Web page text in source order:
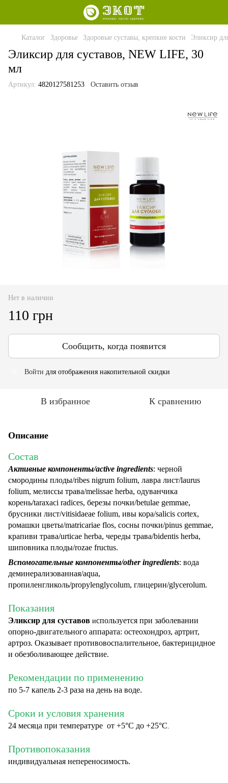
Каталог Здоровье Здоровые суставы, крепкие кости Эликсир
Эликсир для суставов, NEW LIFE, 30
мл
Артикул: 4820127581253 Оставить отзыв
Нет в наличии
110 грн
Сообщить, когда появится
Войти для отображения накопительной скидки
В избранное К сравнению
Описание
Состав
Активные компоненты/active ingredients: черной
смородины плоды/ribes nigrum folium, лавра лист/laurus
folium, мелиссы трава/melissae herba, одуванчика
корень/taraxaci radices, березы почки/betulae gemmae,
брусники лист/vіtіsіdaeae folium, ивы кора/salicis cortex,
ромашки цветы/matricariae flos, сосны почки/pinus gemmae,
крапиви трава/urticae herba, череды трава/bidentis herba,
шиповника плоды/rozae fructus.
Вспомогательные компоненты/other ingredients: вода
деминерализованная/aqua,
пропиленгликоль/propylenglycolum, глицерин/glycerolum.
Показания
Эликсир для суставов используется при заболевании
опорно-двигательного аппарата: остеохондроз, артрит,
артроз. Оказывает противовоспалительное, бактерицидное
и обезболивающее действие.
Рекомендации по применению
по 5-7 капель 2-3 раза на день на воде.
Сроки и условия хранения
24 месяца при температуре от +5°С до +25°C
Противопоказания
индивидуальная непереносимость.